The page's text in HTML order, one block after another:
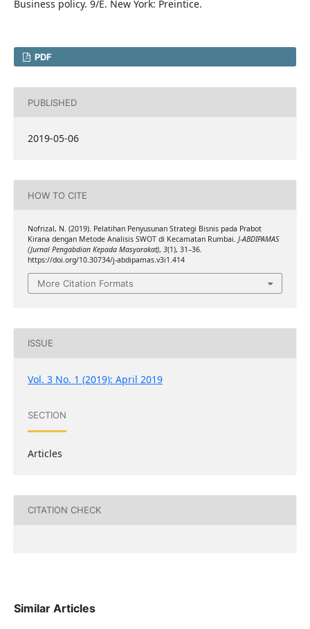
Business policy. 9/E. New York: Preintice.
PDF
PUBLISHED
2019-05-06
HOW TO CITE
Nofrizal, N. (2019). Pelatihan Penyusunan Strategi Bisnis pada Prabot
Kirana dengan Metode Analisis SWOT di Kecamatan Rumbai. J-ABDIPAMAS
(Jurnal Pengabdian Kepada Masyarakat), 3(1), 31–36.
https://doi.org/10.30734/j-abdipamas.v3i1.414
More Citation Formats
ISSUE
Vol. 3 No. 1 (2019): April 2019
SECTION
Articles
CITATION CHECK
Similar Articles